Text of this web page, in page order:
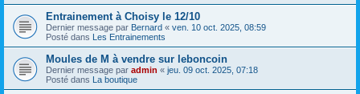
Entrainement à Choisy le 12/10
Dernier message par Bernard « ven. 10 oct. 2025, 08:59
Posté dans Les Entrainements
Moules de M à vendre sur leboncoin
Dernier message par admin « jeu. 09 oct. 2025, 07:18
Posté dans La boutique